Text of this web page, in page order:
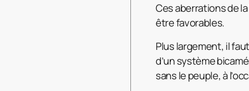
Ces aberrations de
être favorables.
Plus largement, il
d’un système
sans le peuple, à